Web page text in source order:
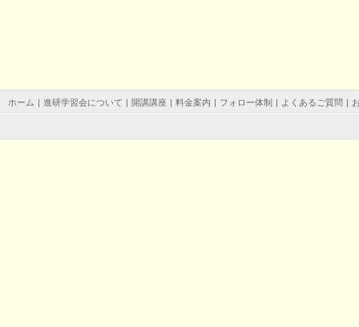
ホーム | 進研学習会について | 開講講座 | 料金案内 | フォロー体制 | よくあるご質問 |